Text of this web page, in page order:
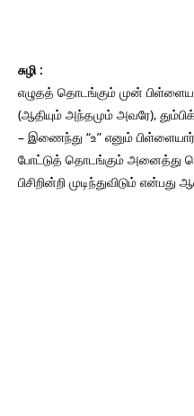
சுழி :
எழுதத் தொடங்கும் முன்
(ஆதியும் அந்தமும் அவரே),
– இணைந்து “உ” எனும் பிள்ளையார்
போட்டுத் தொடங்கும் அனைத்து
பிசிறின்றி முடிந்துவிடும்